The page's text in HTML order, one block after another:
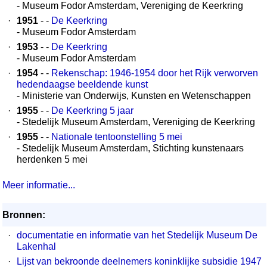
- Museum Fodor Amsterdam, Vereniging de Keerkring
·
1951 - - De Keerkring
- Museum Fodor Amsterdam
·
1953 - - De Keerkring
- Museum Fodor Amsterdam
·
1954 - - Rekenschap: 1946-1954 door het Rijk verworven
hedendaagse beeldende kunst
- Ministerie van Onderwijs, Kunsten en Wetenschappen
·
1955 - - De Keerkring 5 jaar
- Stedelijk Museum Amsterdam, Vereniging de Keerkring
·
1955 - - Nationale tentoonstelling 5 mei
- Stedelijk Museum Amsterdam, Stichting kunstenaars
herdenken 5 mei
Meer informatie...
Bronnen:
·
documentatie en informatie van het Stedelijk Museum De
Lakenhal
·
Lijst van bekroonde deelnemers koninklijke subsidie 1947